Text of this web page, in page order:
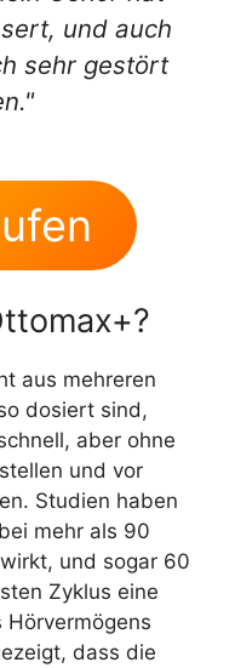
und auch
sehr gestört
aus mehreren
dosiert sind,
aber ohne
und vor
Studien haben
mehr als 90
und sogar 60
Zyklus eine
dass die